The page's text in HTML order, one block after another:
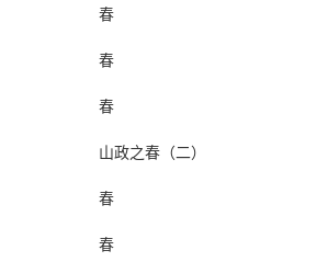
春
春
春
山政之春（二）
春
春